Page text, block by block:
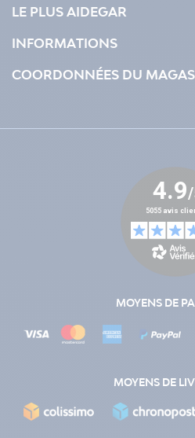
LE PLUS AIDEGAR
INFORMATIONS
COORDONNÉES DU
MOYENS DE
MOYENS DE